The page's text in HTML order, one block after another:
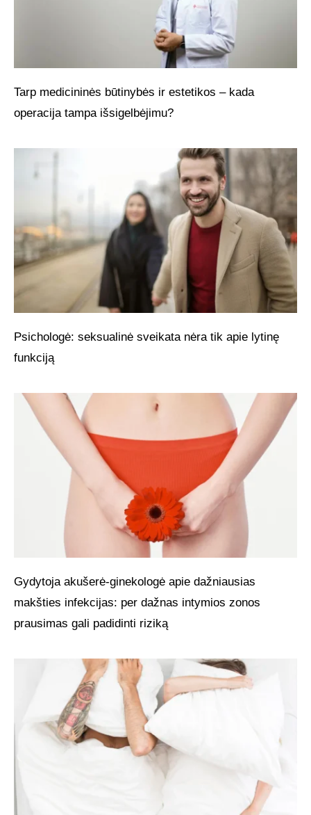
Tarp medicininės būtinybės ir estetikos – kada
operacija tampa išsigelbėjimu?
Psichologė: seksualinė sveikata nėra tik apie lytinę
funkciją
Gydytoja akušerė-ginekologė apie dažniausias
makšties infekcijas: per dažnas intymios zonos
prausimas gali padidinti riziką